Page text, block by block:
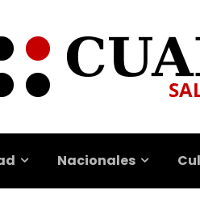
Nacionales